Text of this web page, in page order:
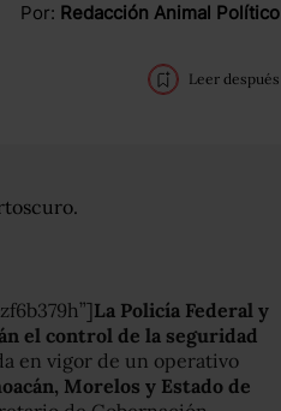
Por: Redacción Animal Político
Leer después
La Policía Federal y
el control de la seguridad
en vigor de un operativo
Morelos y Estado de